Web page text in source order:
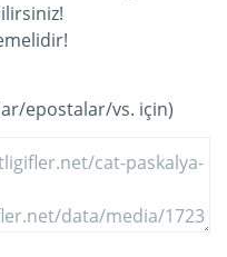
epostalar/vs. için)